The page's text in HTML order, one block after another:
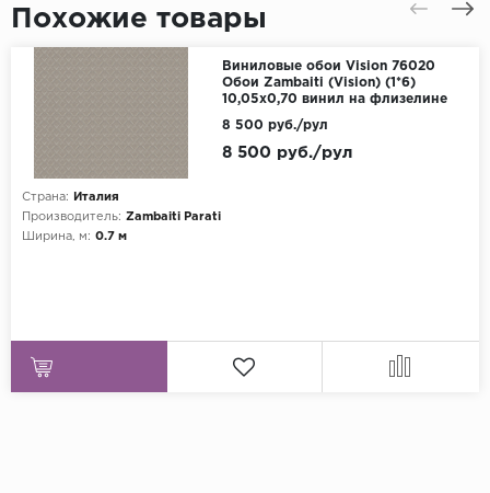
Похожие товары
Виниловые обои Vision 76020
Обои Zambaiti (Vision) (1*6)
10,05x0,70 винил на флизелине
Страна:
Италия
Производитель: Zambaiti Parati
Ширина, м: 0.7 м
8 500 руб./рул
8 500 руб./рул